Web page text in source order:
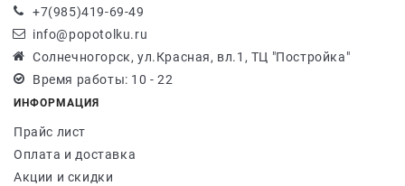
+7(985)419-69-49
info@popotolku.ru
Солнечногорск, ул.Красная, вл.1, ТЦ "Постройка"
Время работы: 10 - 22
ИНФОРМАЦИЯ
Прайс лист
Оплата и доставка
Акции и скидки